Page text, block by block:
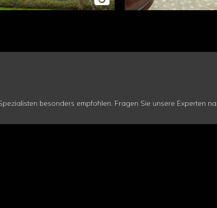
besonders empfohlen. Fragen Sie unsere Experten